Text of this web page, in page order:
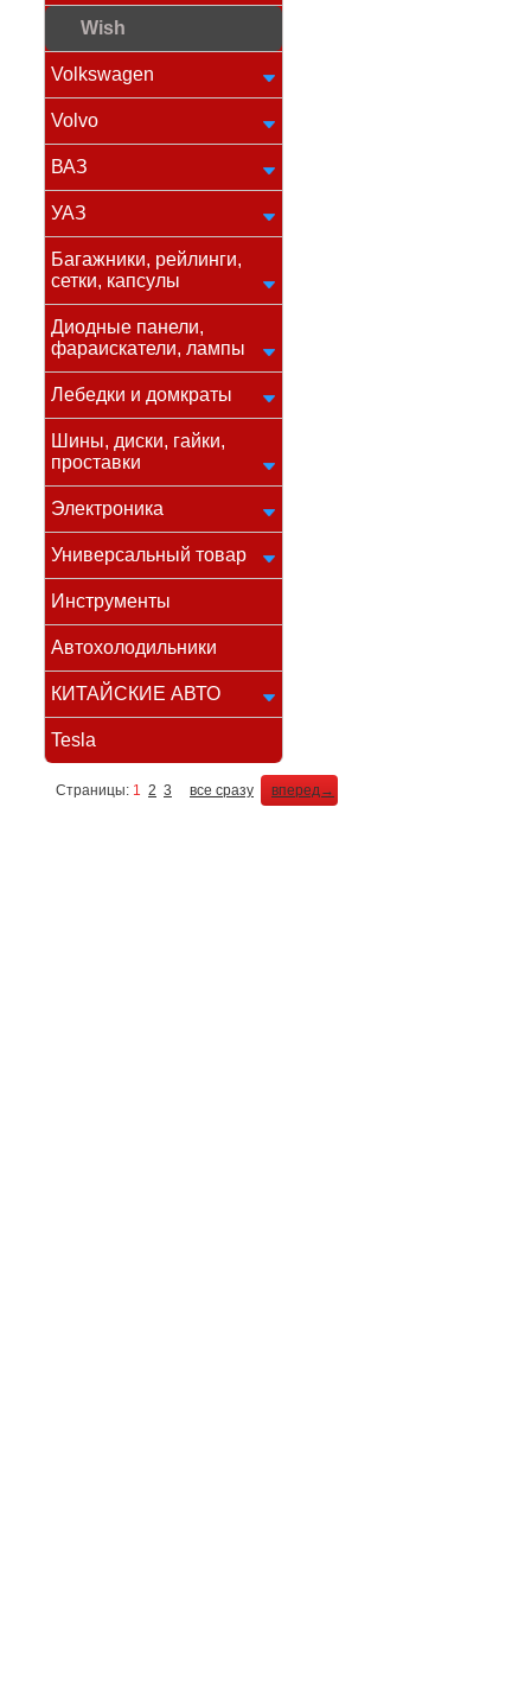
Wish
Volkswagen
Volvo
ВАЗ
УАЗ
Багажники, рейлинги,
сетки, капсулы
Диодные панели,
фараискатели, лампы
Лебедки и домкраты
Шины, диски, гайки,
проставки
Электроника
Универсальный товар
Инструменты
Автохолодильники
КИТАЙСКИЕ АВТО
Tesla
Страницы: 1 2 3 все сразу вперед→